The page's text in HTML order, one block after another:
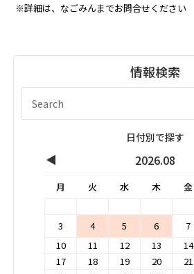
※詳細は、なごみんまでお問合せください
情報検索
日付別で探す
◀ 2026.08
月 火 水 木 金
3
4 5 6 7
10
11 12 13 14
17
18 19 20 21